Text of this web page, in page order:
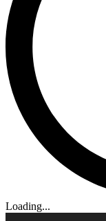
Loading...